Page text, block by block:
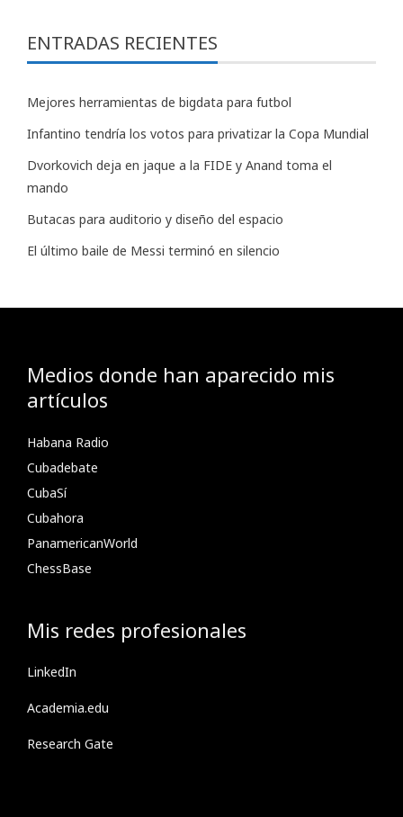
ENTRADAS RECIENTES
Mejores herramientas de bigdata para futbol
Infantino tendría los votos para privatizar la Copa Mundial
Dvorkovich deja en jaque a la FIDE y Anand toma el
mando
Butacas para auditorio y diseño del espacio
El último baile de Messi terminó en silencio
Medios donde han aparecido mis
artículos
Habana Radio
Cubadebate
CubaSí
Cubahora
PanamericanWorld
ChessBase
Mis redes profesionales
LinkedIn
Academia.edu
Research Gate